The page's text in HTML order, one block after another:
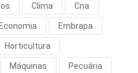
Clima Cna
Economia Embrapa
Horticultura
Máquinas Pecuária